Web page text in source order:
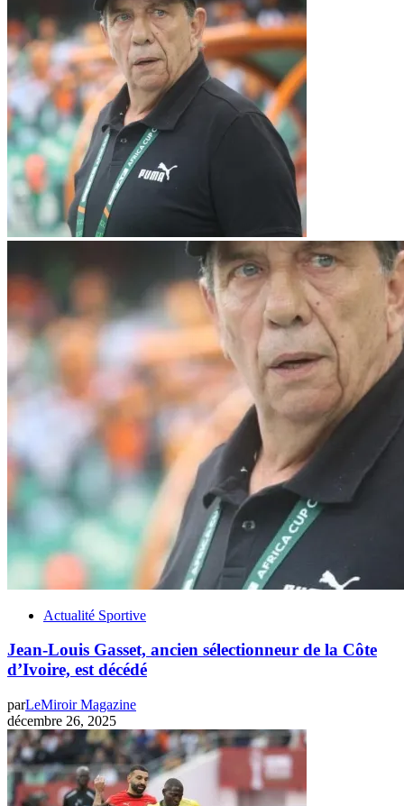
Actualité Sportive
Jean-Louis Gasset, ancien sélectionneur de la Côte
d’Ivoire, est décédé
parLeMiroir Magazine
décembre 26, 2025